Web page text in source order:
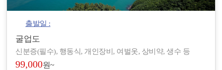
출발일 :
굴업도
신분증(필수), 행동식, 개인장비, 여벌옷, 상비약, 생수 등
99,000원~